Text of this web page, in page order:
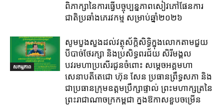
ពិភាក្សានៃការធ្វេីបច្ចុប្បន្នភាពសៀវភៅផែនការ
ជាតិប្រឆាំងភេរវកម្ម​ សម្រាប់ឆ្នាំ២០២៦​
សកម្មភាព
សូមបួងសួងដល់វត្ថុស័ក្តិសិទ្ធិក្នុងលោកតាមជួយ
បីបាច់ថែរក្សា និងប្រសិទ្ធពរជ័យ សិរីមង្គល
បវរមហាប្រសើរជូនចំពោះ សម្តេចអគ្គមហា
សេនាបតីតេជោ ហ៊ុន សែន ប្រធានព្រឹទ្ធសភា និង
ជាប្រធានក្រុមឧត្តមប្រឹក្សាផ្ទាល់ ព្រះមហាក្សត្រនៃ
ព្រះរាជាណាចក្រកម្ពុជា ក្នុងឱកាសខួបចម្រើន